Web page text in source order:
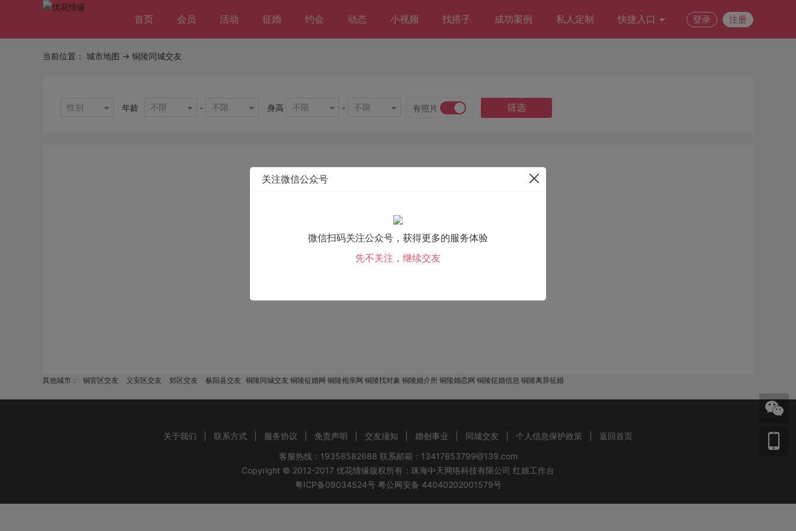
首页 会员 活动 征婚 约会 动态 小视频 找搭子 成功案例 私人定制 快捷入口 登录 注册
当前位置： 城市地图 -> 铜陵同城交友
性别 年龄 不限 - 不限 身高 不限 - 不限 有照片 筛选
其他城市： 铜官区交友 义安区交友 郊区交友 枞阳县交友 铜陵同城交友 铜陵征婚网 铜陵相亲网 铜陵找对象 铜陵婚介所 铜陵婚恋网 铜陵征婚信息 铜陵离异征婚
关于我们 联系方式 服务协议 免责声明 交友须知 婚创事业 同城交友 个人信息保护政策
返回首页
客服热线：19358582688 联系邮箱：13417853799@139.com
Copyright © 2012-2017 优花情缘版权所有： 珠海中天网络科技有限公司 红娘工作台
粤ICP备09034524号 粤公网安备 44040202001579号
关注微信公众号
微信扫码关注公众号，获得更多的服务体验
先不关注，继续交友